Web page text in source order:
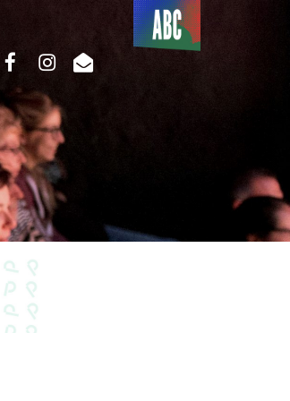
Du côté
de l’ABC
facebookinstagram
email